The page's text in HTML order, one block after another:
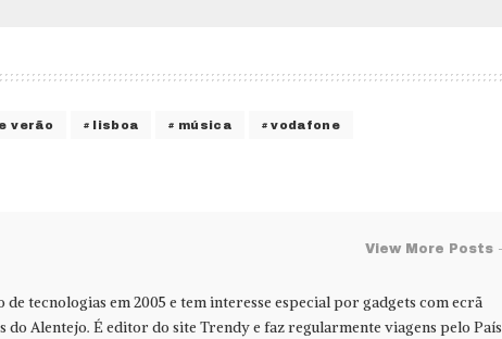
verão lisboa música vodafone
View More Posts
de tecnologias em 2005 e tem interesse especial por gadgets com ecrã
do Alentejo. É editor do site Trendy e faz regularmente viagens pelo País